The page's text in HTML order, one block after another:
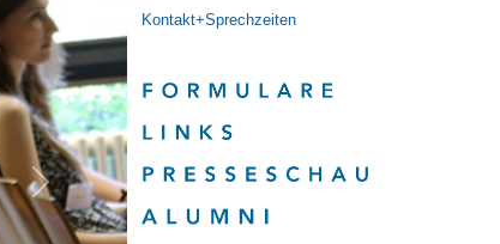
Next
Kontakt+Sprechzeiten